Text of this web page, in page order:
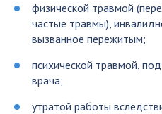
физической травмой
частые травмы),
вызванное пережитым;
психической травмой,
врача;
утратой работы